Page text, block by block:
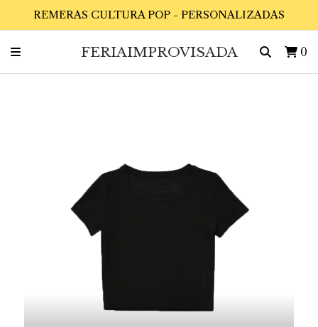
REMERAS CULTURA POP - PERSONALIZADAS
FERIAIMPROVISADA 0